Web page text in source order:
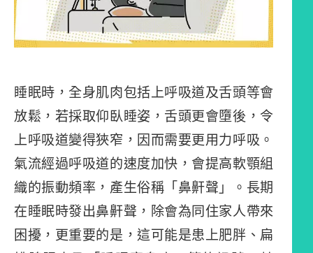
睡眠時，全身肌肉包括上呼吸道及舌頭等會
放鬆，若採取仰臥睡姿，舌頭更會墮後，令
上呼吸道變得狹窄，因而需要更用力呼吸。
氣流經過呼吸道的速度加快，會提高軟顎組
織的振動頻率，產生俗稱「鼻鼾聲」。長期
在睡眠時發出鼻鼾聲，除會為同住家人帶來
困擾，更重要的是，這可能是患上肥胖、扁